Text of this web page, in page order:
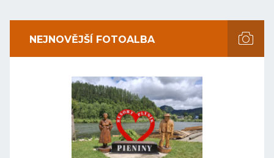
NEJNOVĚJŠÍ FOTOALBA